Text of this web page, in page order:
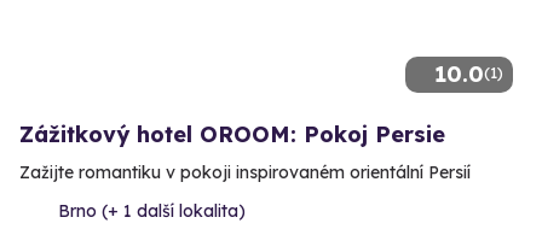
10.0(1)
Zážitkový hotel OROOM: Pokoj Persie
Zažijte romantiku v pokoji inspirovaném orientální Persií
Brno (+ 1 další lokalita)